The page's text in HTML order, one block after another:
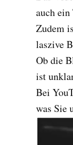
auch ein
Zudem
laszive
Ob die
ist
Bei
was Sie